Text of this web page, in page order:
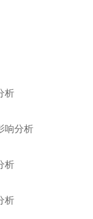
析
响分析
析
析